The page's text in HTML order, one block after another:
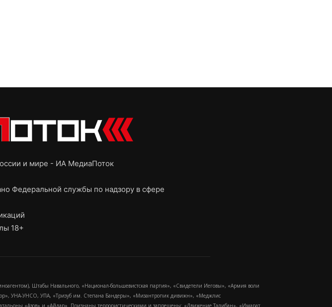
и мире - ИА МедиаПоток
Федеральной службы по надзору в сфере
18+
Штабы Навального, «Национал-большевистская партия», «Свидетели Иеговы», «Армия воли
УНА-УНСО, УПА, «Тризуб им. Степана Бандеры», «Мизантропик дивижн», «Меджлис
«Азов» и «Айдар». Признаны террористическими и запрещены: «Движение Талибан», «Имарат